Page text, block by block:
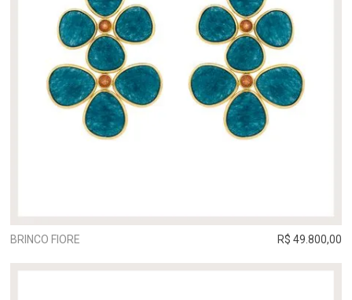
BRINCO FIORE R$ 49.800,00